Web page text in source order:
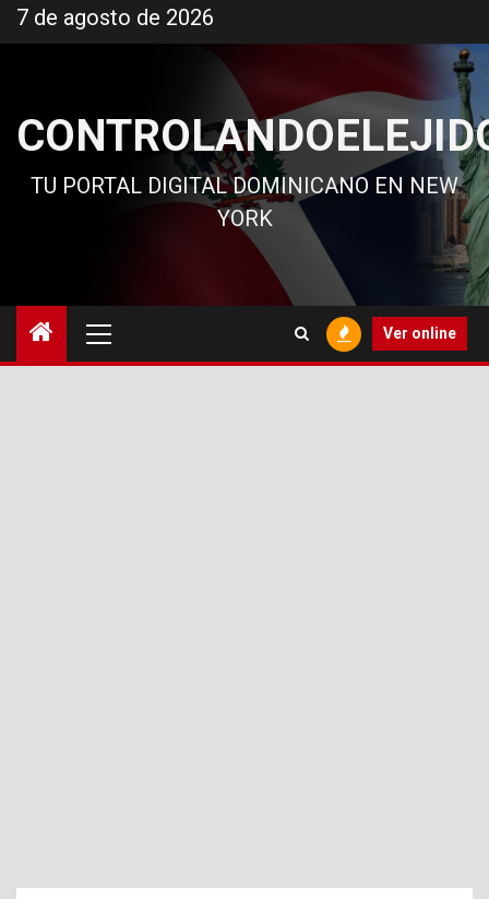
al
7 de agosto de 2026
TU PORTAL DIGITAL DOMINICANO EN NEW
YORK
principal
Ver online